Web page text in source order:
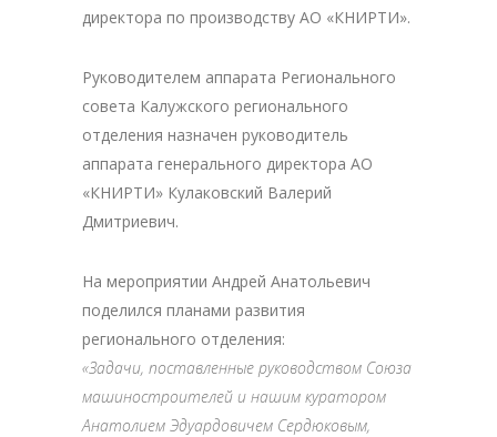
директора по производству АО «КНИРТИ».
Руководителем аппарата Регионального
совета Калужского регионального
отделения назначен руководитель
аппарата генерального директора АО
«КНИРТИ» Кулаковский Валерий
Дмитриевич.
На мероприятии Андрей Анатольевич
поделился планами развития
регионального отделения:
«Задачи, поставленные руководством Союза
машиностроителей и нашим куратором
Анатолием Эдуардовичем Сердюковым,